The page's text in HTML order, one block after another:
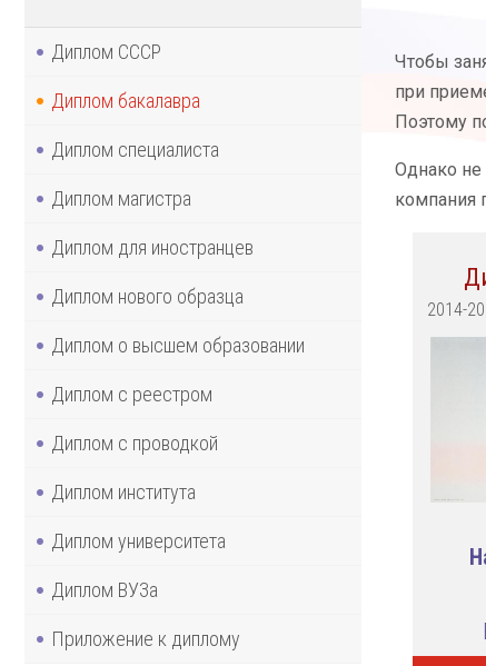
Диплом СССР
Диплом бакалавра
Диплом специалиста
Диплом магистра
Диплом для иностранцев
Диплом нового образца
Диплом о высшем образовании
Диплом с реестром
Диплом с проводкой
Диплом института
Диплом университета
Диплом ВУЗа
Приложение к диплому
Чтобы
при
Поэтому
Однако не
компания
2014-